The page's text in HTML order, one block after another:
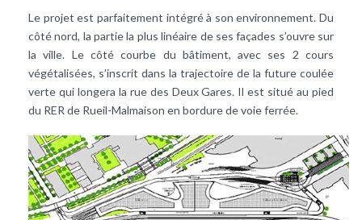
Le projet est parfaitement intégré à son environnement. Du
côté nord, la partie la plus linéaire de ses façades s’ouvre sur
la ville. Le côté courbe du bâtiment, avec ses 2 cours
végétalisées, s’inscrit dans la trajectoire de la future coulée
verte qui longera la rue des Deux Gares. Il est situé au pied
du RER de Rueil-Malmaison en bordure de voie ferrée.